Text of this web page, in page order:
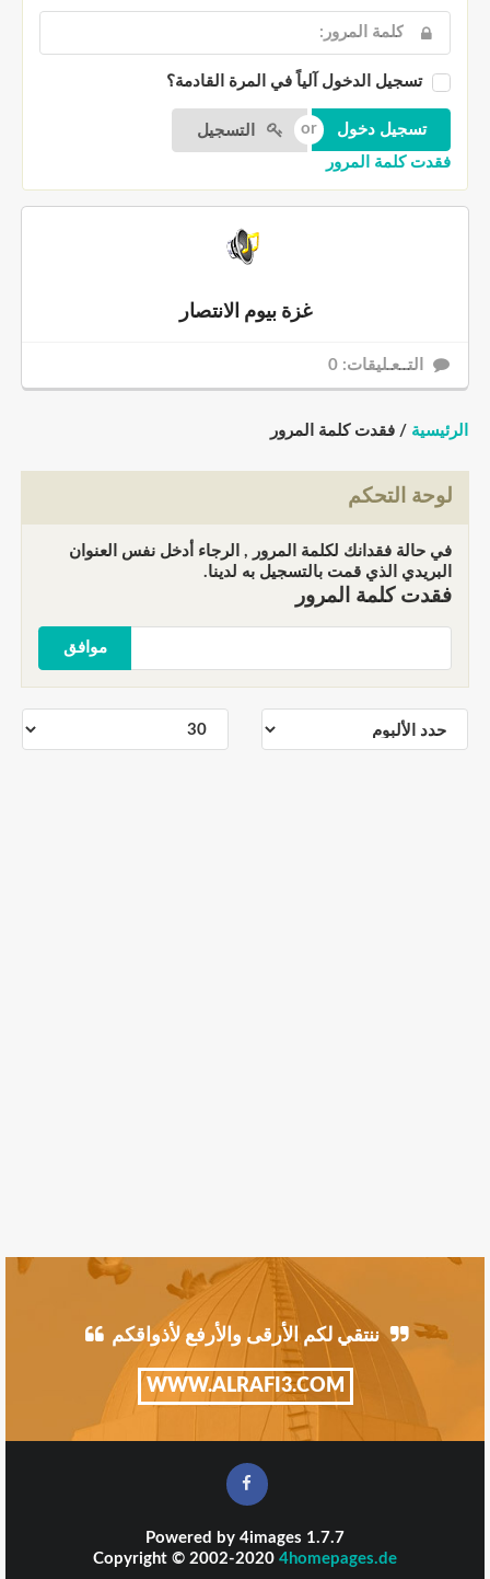
تسجيل الدخول آلياً في المرة القادمة؟
التسجيل
فقدت كلمة المرور
غزة بيوم الانتصار
التــعـليقات: 0
الرئيسية / فقدت كلمة المرور
لوحة التحكم
في حالة فقدانك لكلمة المرور , الرجاء أدخل نفس العنوان
البريدي الذي قمت بالتسجيل به لدينا.
فقدت كلمة المرور
موافق
ننتقي لكم الأرقى والأرفع لأذواقكم
WWW.ALRAFI3.COM
Powered by 4images 1.7.7
Copyright © 2002-2020 4homepages.de